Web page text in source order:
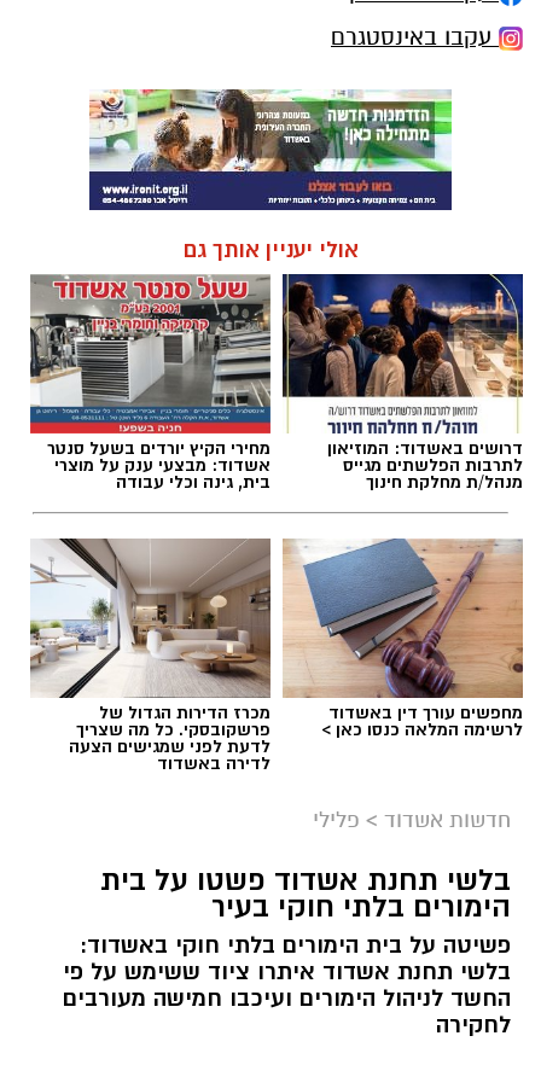
עקבו באינסטגרם
אולי יעניין אותך גם
דרושים באשדוד: המוזיאון
לתרבות הפלשתים מגייס
מנהל/ת מחלקת חינוך
מחירי הקיץ יורדים בשעל סנטר
אשדוד: מבצעי ענק על מוצרי
בית, גינה וכלי עבודה
מחפשים עורך דין באשדוד
לרשימה המלאה כנסו כאן >
מכרז הדירות הגדול של
פרשקובסקי. כל מה שצריך
לדעת לפני שמגישים הצעה
לדירה באשדוד
חדשות אשדוד > פלילי
בלשי תחנת אשדוד פשטו על בית
הימורים בלתי חוקי בעיר
פשיטה על בית הימורים בלתי חוקי באשדוד:
בלשי תחנת אשדוד איתרו ציוד ששימש על פי
החשד לניהול הימורים ועיכבו חמישה מעורבים
לחקירה